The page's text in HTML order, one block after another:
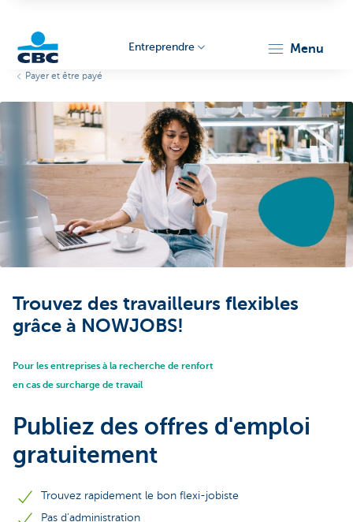
Entrepreneurs
Entreprendre menu
Payer et être payé
Trouvez des travailleurs flexibles
grâce à NOWJOBS!
Pour les entreprises à la recherche de renfort
en cas de surcharge de travail
Publiez des offres d'emploi
gratuitement
Trouvez rapidement le bon flexi-jobiste
Pas d'administration